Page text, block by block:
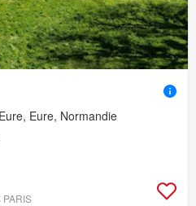
Eure, Normandie
PARIS